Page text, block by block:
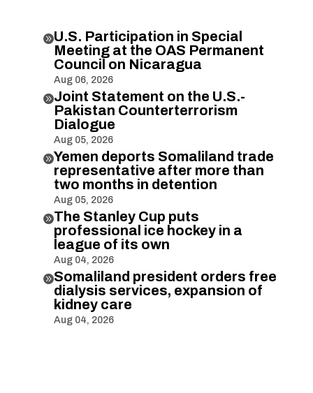
U.S. Participation in Special
Meeting at the OAS Permanent
Council on Nicaragua
Aug 06, 2026
Joint Statement on the U.S.-
Pakistan Counterterrorism
Dialogue
Aug 05, 2026
Yemen deports Somaliland trade
representative after more than
two months in detention
Aug 05, 2026
The Stanley Cup puts
professional ice hockey in a
league of its own
Aug 04, 2026
Somaliland president orders free
dialysis services, expansion of
kidney care
Aug 04, 2026